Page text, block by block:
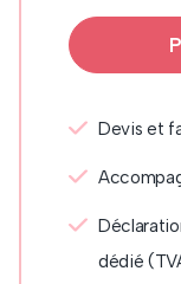
Devis et
dédié